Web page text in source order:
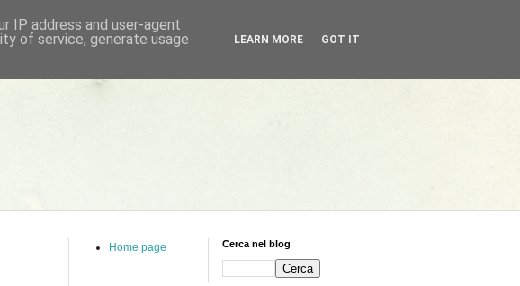
Home page Cerca nel blog
IP address and user-agent
of service, generate usage
LEARN MORE GOT IT